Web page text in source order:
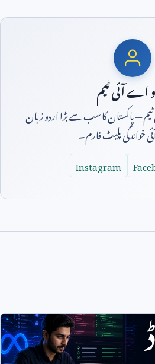
اے آئی ٹیم
— پاکستان کا سب سے بڑا اردو زبان
خواندگی پلیٹ فارم۔
Instagram